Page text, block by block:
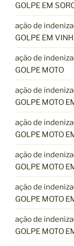
GOLPE EM
ação de
GOLPE EM
ação de
GOLPE MOTO
ação de
GOLPE MOTO
ação de
GOLPE MOTO
ação de
GOLPE MOTO
ação de
GOLPE MOTO
ação de
GOLPE MOTO